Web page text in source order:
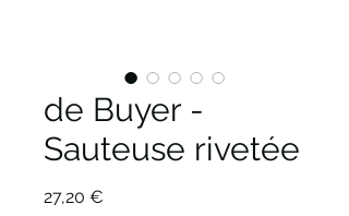
de Buyer -
Sauteuse rivetée
27,20 €